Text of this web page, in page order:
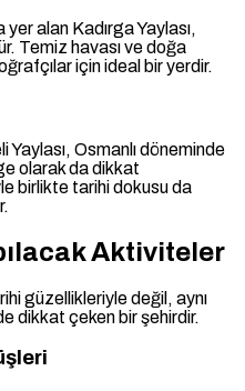
yer alan Kadırga Yaylası,
Temiz havası ve doğa
için ideal bir yerdir.
Yaylası, Osmanlı döneminde
olarak da dikkat
birlikte tarihi dokusu da
Aktiviteler
güzellikleriyle değil, aynı
dikkat çeken bir şehirdir.